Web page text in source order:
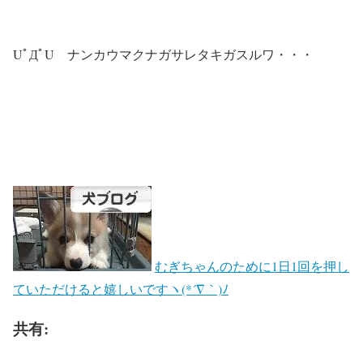
UﾟДﾟU ナンカウマクナガサレタキガスルワ・・・
むぎちゃんのために1日1回を押し
ていただけると嬉しいですヽ(*´∇｀)ﾉ
共有: